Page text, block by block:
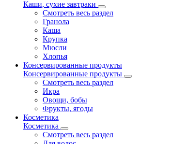
Каши, сухие завтраки
Смотреть весь раздел
Гранола
Каша
Крупка
Мюсли
Хлопья
Консервированные продукты
Консервированные продукты
Смотреть весь раздел
Икра
Овощи, бобы
Фрукты, ягоды
Косметика
Косметика
Смотреть весь раздел